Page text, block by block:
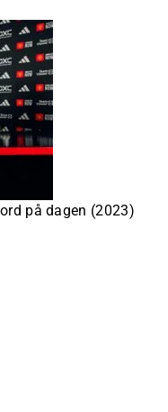
på dagen (2023)